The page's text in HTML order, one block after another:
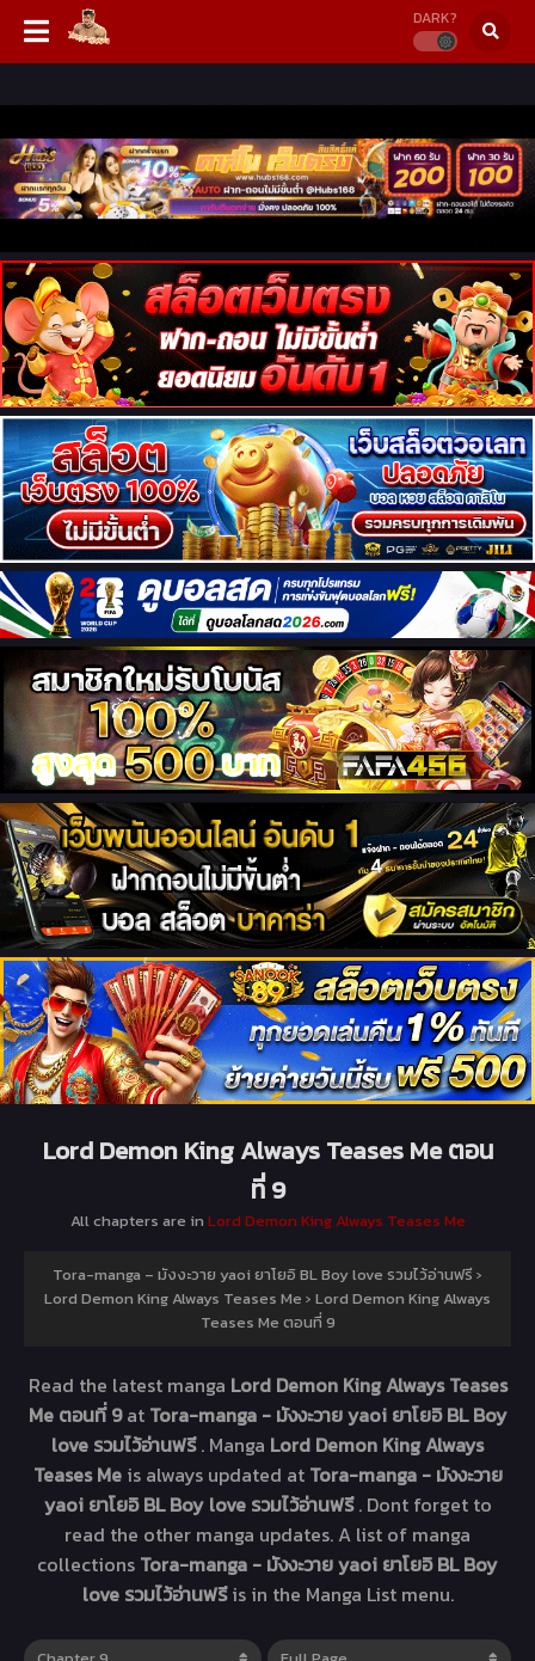
DARK?
Lord Demon King Always Teases Me ตอน
ที่ 9
All chapters are in Lord Demon King Always Teases Me
Tora-manga – มังงะวาย yaoi ยาโยอิ BL Boy love รวมไว้อ่านฟรี ›
Lord Demon King Always Teases Me › Lord Demon King Always
Teases Me ตอนที่ 9
Read the latest manga Lord Demon King Always Teases
Me ตอนที่ 9at Tora-manga - มังงะวาย yaoi ยาโยอิ BL Boy
love รวมไว้อ่านฟรี. Manga Lord Demon King Always
Teases Me is always updated at Tora-manga - มังงะวาย
yaoi ยาโยอิ BL Boy love รวมไว้อ่านฟรี. Dont forget to
read the other manga updates. A list of manga
collections Tora-manga - มังงะวาย yaoi ยาโยอิ BL Boy
love รวมไว้อ่านฟรีis in the Manga List menu.